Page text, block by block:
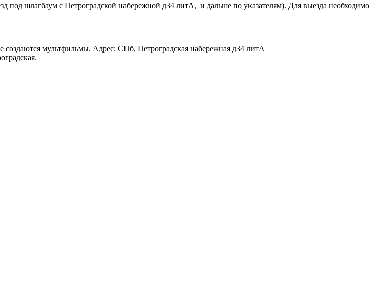
под шлагбаум с Петроградской набережной д34 литА, и дальше по указателям). Для выезда необходимо
мультфильмы. Адрес: СПб, Петроградская набережная д34 литА